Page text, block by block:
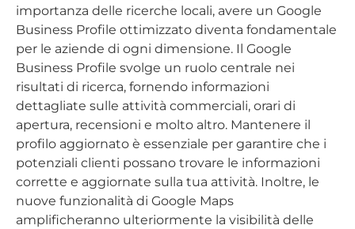
importanza delle ricerche locali, avere un Google
Business Profile ottimizzato diventa fondamentale
per le aziende di ogni dimensione. Il Google
Business Profile svolge un ruolo centrale nei
risultati di ricerca, fornendo informazioni
dettagliate sulle attività commerciali, orari di
apertura, recensioni e molto altro. Mantenere il
profilo aggiornato è essenziale per garantire che i
potenziali clienti possano trovare le informazioni
corrette e aggiornate sulla tua attività. Inoltre, le
nuove funzionalità di Google Maps
amplificheranno ulteriormente la visibilità delle